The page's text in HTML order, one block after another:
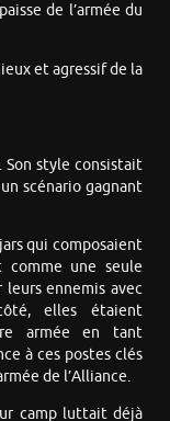
de l’armée du
et agressif de la
Son style consistait
scénario gagnant
qui composaient
comme une seule
ennemis avec
elles étaient
armée en tant
à ces postes clés
de l’Alliance.
camp luttait déjà